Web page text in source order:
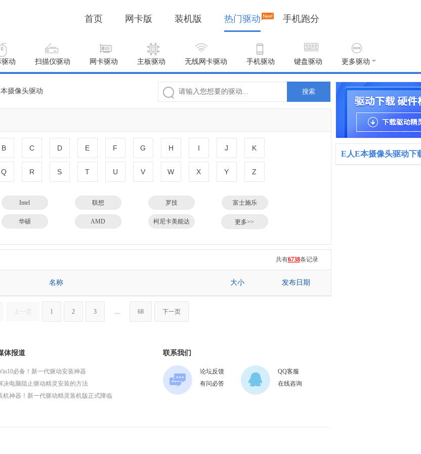
首页 网卡版 装机版 热门驱动 手机跑分
驱动 扫描仪驱动 网卡驱动 主板驱动 无线网卡驱动 手机驱动 键盘驱动 更多驱动
摄像头驱动 搜索
B C D E F G H I J K
Q R S T U V W X Y Z
Intel 联想 罗技 富士施乐
华硕 AMD 柯尼卡美能达 小米
更多>>
共有6738条记录
名称 大小 发布日期
上一页 1 2 3 ... 68 下一页
E人E本摄像头驱动下
体报道
必备！新一代驱动安装神器
决电脑阻止驱动精灵安装的方法
机神器！新一代驱动精灵装机版正式降临
联系我们
论坛反馈
有问必答
QQ客服
在线咨询